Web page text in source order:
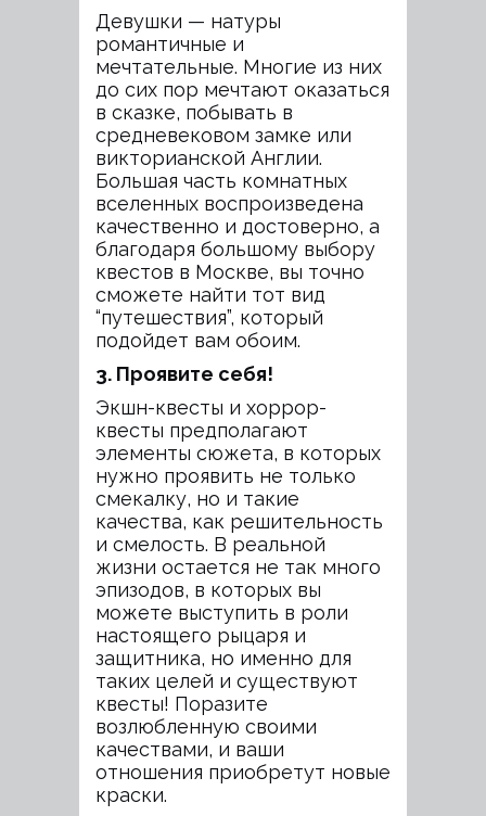
Девушки — натуры
романтичные и
мечтательные. Многие из них
до сих пор мечтают оказаться
в сказке, побывать в
средневековом замке или
викторианской Англии.
Большая часть комнатных
вселенных воспроизведена
качественно и достоверно, а
благодаря большому выбору
квестов в Москве, вы точно
сможете найти тот вид
“путешествия”, который
подойдет вам обоим.
3. Проявите себя!
Экшн-квесты и хоррор-
квесты предполагают
элементы сюжета, в которых
нужно проявить не только
смекалку, но и такие
качества, как решительность
и смелость. В реальной
жизни остается не так много
эпизодов, в которых вы
можете выступить в роли
настоящего рыцаря и
защитника, но именно для
таких целей и существуют
квесты! Поразите
возлюбленную своими
качествами, и ваши
отношения приобретут новые
краски.